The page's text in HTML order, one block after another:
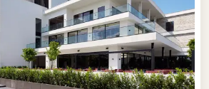
diner in het hotelrestaurant of
Ook gezinnen zijn van
familiekamers en kindvriendelijke
wegeen feest voor jong en oud.